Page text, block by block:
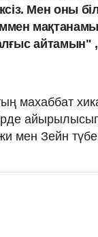
Мен оны
махаббат
Зейн